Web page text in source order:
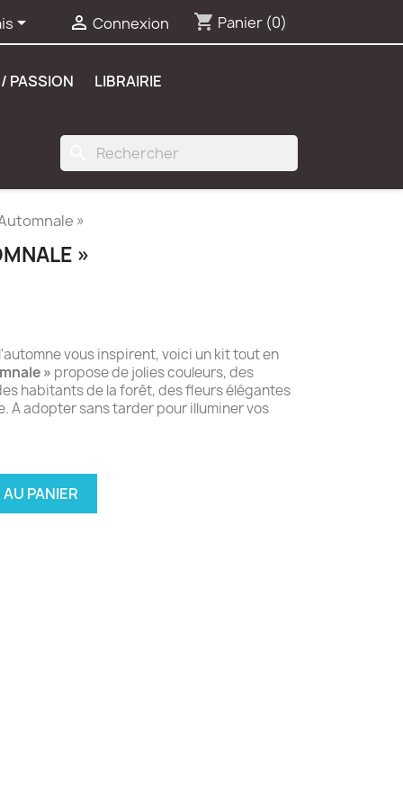
  Connexion shopping_cart Panier (0)
PASSION LIBRAIRIE
»
»
vous inspirent, voici un kit tout en
» propose de jolies couleurs, des
habitants de la forêt, des fleurs élégantes
A adopter sans tarder pour illuminer vos
PANIER